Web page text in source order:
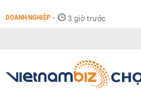
DOANH NGHIỆP - 3 giờ trước